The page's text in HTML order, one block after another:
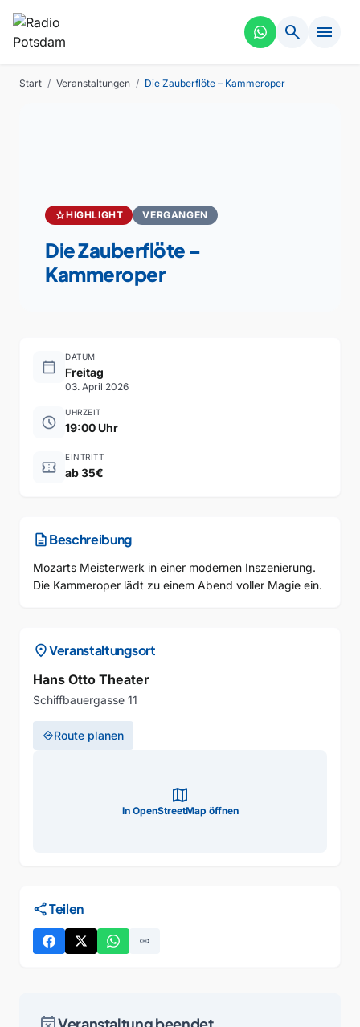
search menu
Start / Veranstaltungen / Die Zauberflöte – Kammeroper
starHIGHLIGHT VERGANGEN
Die Zauberflöte –
Kammeroper
calendar_today
DATUM
Freitag
03. April 2026
schedule
UHRZEIT
19:00 Uhr
confirmation_number
EINTRITT
ab 35€
descriptionBeschreibung
Mozarts Meisterwerk in einer modernen Inszenierung.
Die Kammeroper lädt zu einem Abend voller Magie ein.
location_onVeranstaltungsort
Hans Otto Theater
Schiffbauergasse 11
directionsRoute planen
map
In OpenStreetMap öffnen
shareTeilen
link